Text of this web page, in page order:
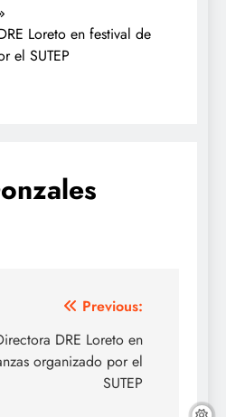
Loreto en festival de
el SUTEP
Previous:
DRE Loreto en
organizado por el
SUTEP